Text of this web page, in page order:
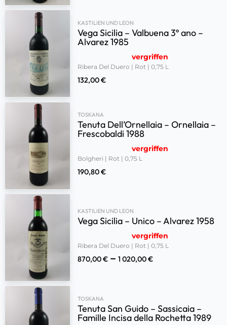
KASTILIEN UND LEON
Vega Sicilia – Valbuena 3º ano –
Alvarez 1985
vergriffen
Ribera Del Duero | Rot | 0,75 L
132,00€
TOSKANA
Tenuta Dell’Ornellaia – Ornellaia –
Frescobaldi 1988
vergriffen
Bolgheri | Rot | 0,75 L
190,80€
KASTILIEN UND LEON
Vega Sicilia – Unico – Alvarez 1958
vergriffen
Ribera Del Duero | Rot | 0,75 L
870,00€ –1 020,00€
TOSKANA
Tenuta San Guido – Sassicaia –
Famille Incisa della Rochetta 1989